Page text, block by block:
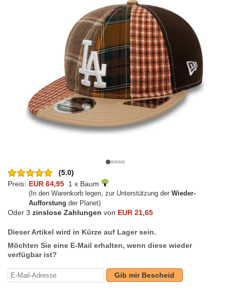
(5.0)
Preis: EUR 64,95 1 x Baum
(In den Warenkorb legen, zur Unterstützung der Wieder-
Aufforstung der Planet)
Oder 3 zinslose Zahlungen von EUR 21,65
Dieser Artikel wird in Kürze auf Lager sein.
Möchten Sie eine E-Mail erhalten, wenn diese wieder
verfügbar ist?
Gib mir Bescheid